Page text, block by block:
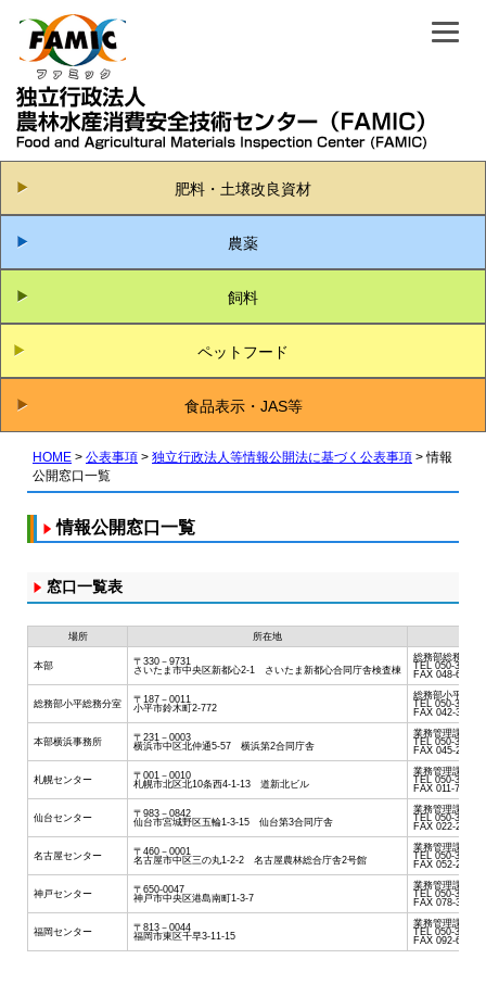
肥料・土壌改良資材
農薬
飼料
ペットフード
食品表示・JAS等
HOME 公表事項 独立行政法人等情報公開法に基づく公表事項
情報
公開窓口一覧
情報公開窓口一覧
窓口一覧表
場所 所在地
本部
〒330－9731
さいたま市中央区新都心2-1 さいたま新都心合同庁舎検査棟
総務部総務課情
TEL 050-3797-
FAX 048-600-
総務部小平総務分室
〒187－0011
小平市鈴木町2-772
総務部小平総務
TEL 050-3797-
FAX 042-385-
本部横浜事務所
〒231－0003
横浜市中区北仲通5-57 横浜第2合同庁舎
業務管理課庶務
TEL 050-3797-
FAX 045-201-
札幌センター
〒001－0010
札幌市北区北10条西4-1-13 道新北ビル
業務管理課庶務
TEL 050-3797-
FAX 011-757-
仙台センター
〒983－0842
仙台市宮城野区五輪1-3-15 仙台第3合同庁舎
業務管理課庶務
TEL 050-3797-
FAX 022-293-
名古屋センター
〒460－0001
名古屋市中区三の丸1-2-2 名古屋農林総合庁舎2号館
業務管理課庶務
TEL 050-3797-
FAX 052-232-
神戸センター
〒650-0047
神戸市中央区港島南町1-3-7
業務管理課庶務
TEL 050-3797-
FAX 078-304-
福岡センター
〒813－0044
福岡市東区千早3-11-15
業務管理課庶務
TEL 050-3797-
FAX 092-682-